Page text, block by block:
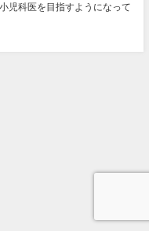
児科医を目指すようになって